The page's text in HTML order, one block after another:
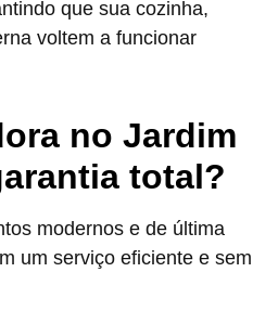
que sua cozinha,
voltem a funcionar
no Jardim
total?
modernos e de última
um serviço eficiente e sem